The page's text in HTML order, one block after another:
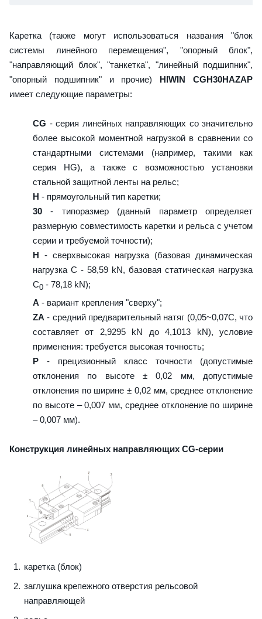
Каретка (также могут использоваться названия "блок
системы линейного перемещения", "опорный блок",
"направляющий блок", "танкетка", "линейный подшипник",
"опорный подшипник" и прочие) HIWIN CGH30HAZAP
имеет следующие параметры:
CG - серия линейных направляющих со значительно
более высокой моментной нагрузкой в сравнении со
стандартными системами (например, такими как
серия HG), а также с возможностью установки
стальной защитной ленты на рельс;
H - прямоугольный тип каретки;
30 - типоразмер (данный параметр определяет
размерную совместимость каретки и рельса с учетом
серии и требуемой точности);
H - сверхвысокая нагрузка (базовая динамическая
нагрузка C - 58,59 kN, базовая статическая нагрузка
С0 - 78,18 kN);
A - вариант крепления "сверху";
ZA - средний предварительный натяг (0,05~0,07C, что
составляет от 2,9295 kN до 4,1013 kN), условие
применения: требуется высокая точность;
P - прецизионный класс точности (допустимые
отклонения по высоте ± 0,02 мм, допустимые
отклонения по ширине ± 0,02 мм, среднее отклонение
по высоте – 0,007 мм, среднее отклонение по ширине
– 0,007 мм).
Конструкция линейных направляющих CG-серии
каретка (блок)
заглушка крепежного отверстия рельсовой
направляющей